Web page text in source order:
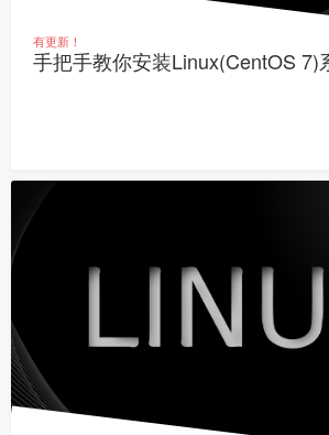
有更新！
手把手教你安装Linux(CentOS 7)